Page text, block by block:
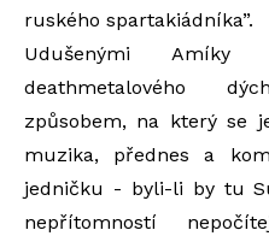
ruského spartakiádníka”.
Udušenými
deathmetalového
způsobem, na který se
muzika, přednes a
jedničku - byli-li by tu
nepřítomností